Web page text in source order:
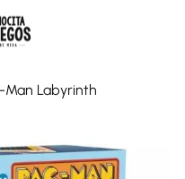
Man Labyrinth